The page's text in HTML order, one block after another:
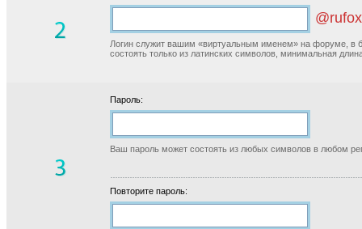
Логин служит вашим «виртуальным именем» на форуме, в
состоять только из латинских символов, минимальная
Пароль:
Ваш пароль может состоять из любых символов в любом
Повторите пароль: